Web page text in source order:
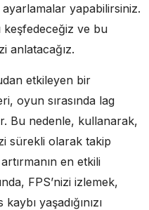
yapabilirsiniz.
keşfedeceğiz ve bu
anlatacağız.
etkileyen bir
oyun sırasında lag
Bu nedenle, kullanarak,
sürekli olarak takip
en etkili
FPS’nizi izlemek,
yaşadığınızı